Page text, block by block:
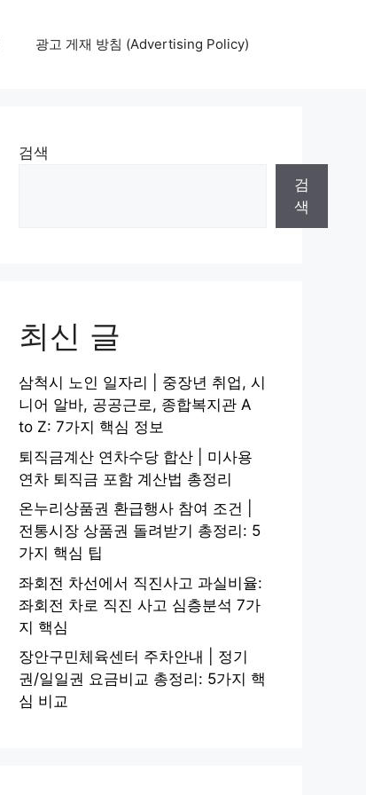
광고 게재 방침 (Advertising Policy)
검색
검
색
최신 글
삼척시 노인 일자리 | 중장년 취업, 시
니어 알바, 공공근로, 종합복지관 A
to Z: 7가지 핵심 정보
퇴직금계산 연차수당 합산 | 미사용
연차 퇴직금 포함 계산법 총정리
온누리상품권 환급행사 참여 조건 |
전통시장 상품권 돌려받기 총정리: 5
가지 핵심 팁
좌회전 차선에서 직진사고 과실비율:
좌회전 차로 직진 사고 심층분석 7가
지 핵심
장안구민체육센터 주차안내 | 정기
권/일일권 요금비교 총정리: 5가지 핵
심 비교